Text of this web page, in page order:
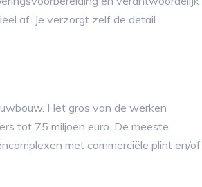
af. Je verzorgt zelf de detail
Het gros van de werken
tot 75 miljoen euro. De meeste
met commerciële plint en/of